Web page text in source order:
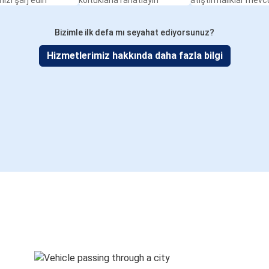
Bizimle ilk defa mı seyahat ediyorsunuz?
Hizmetlerimiz hakkında daha fazla bilgi